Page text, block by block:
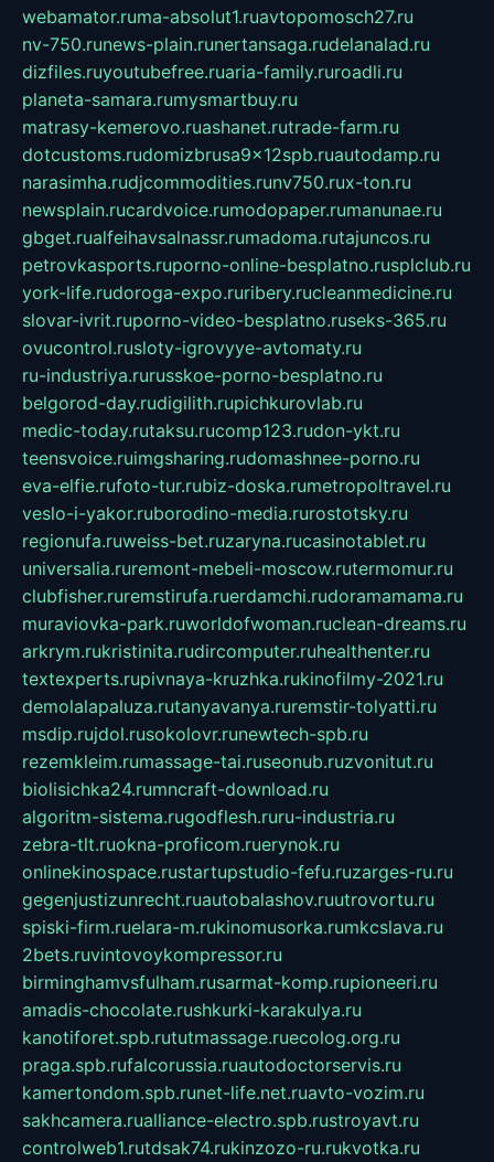
webamator.ruma-absolut1.ruavtopomosch27.ru
nv-750.runews-plain.runertansaga.rudelanalad.ru
dizfiles.ruyoutubefree.ruaria-family.ruroadli.ru
planeta-samara.rumysmartbuy.ru
matrasy-kemerovo.ruashanet.rutrade-farm.ru
dotcustoms.rudomizbrusa9x12spb.ruautodamp.ru
narasimha.rudjcommodities.runv750.rux-ton.ru
newsplain.rucardvoice.rumodopaper.rumanunae.ru
gbget.rualfeihavsalnassr.rumadoma.rutajuncos.ru
petrovkasports.ruporno-online-besplatno.rusplclub.ru
york-life.rudoroga-expo.ruribery.rucleanmedicine.ru
slovar-ivrit.ruporno-video-besplatno.ruseks-365.ru
ovucontrol.rusloty-igrovyye-avtomaty.ru
ru-industriya.rurusskoe-porno-besplatno.ru
belgorod-day.rudigilith.rupichkurovlab.ru
medic-today.rutaksu.rucomp123.rudon-ykt.ru
teensvoice.ruimgsharing.rudomashnee-porno.ru
eva-elfie.rufoto-tur.rubiz-doska.rumetropoltravel.ru
veslo-i-yakor.ruborodino-media.rurostotsky.ru
regionufa.ruweiss-bet.ruzaryna.rucasinotablet.ru
universalia.ruremont-mebeli-moscow.rutermomur.ru
clubfisher.ruremstirufa.ruerdamchi.rudoramamama.ru
muraviovka-park.ruworldofwoman.ruclean-dreams.ru
arkrym.rukristinita.rudircomputer.ruhealthenter.ru
textexperts.rupivnaya-kruzhka.rukinofilmy-2021.ru
demolalapaluza.rutanyavanya.ruremstir-tolyatti.ru
msdip.rujdol.rusokolovr.runewtech-spb.ru
rezemkleim.rumassage-tai.ruseonub.ruzvonitut.ru
biolisichka24.rumncraft-download.ru
algoritm-sistema.rugodflesh.ruru-industria.ru
zebra-tlt.ruokna-proficom.ruerynok.ru
onlinekinospace.rustartupstudio-fefu.ruzarges-ru.ru
gegenjustizunrecht.ruautobalashov.ruutrovortu.ru
spiski-firm.ruelara-m.rukinomusorka.rumkcslava.ru
2bets.ruvintovoykompressor.ru
birminghamvsfulham.rusarmat-komp.rupioneeri.ru
amadis-chocolate.rushkurki-karakulya.ru
kanotiforet.spb.rututmassage.ruecolog.org.ru
praga.spb.rufalcorussia.ruautodoctorservis.ru
kamertondom.spb.runet-life.net.ruavto-vozim.ru
sakhcamera.rualliance-electro.spb.rustroyavt.ru
controlweb1.rutdsak74.rukinzozo-ru.rukvotka.ru